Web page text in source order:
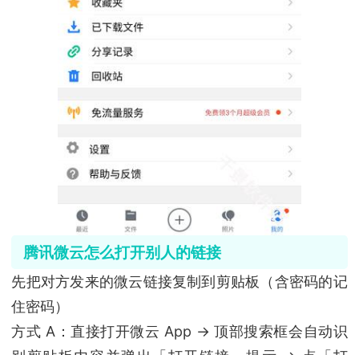
腾讯微云怎么打开别人的链接
先把对方发来的微云链接复制到剪贴板（含密码的记
住密码）
方式 A：直接打开微云 App → 顶部搜索框会自动识